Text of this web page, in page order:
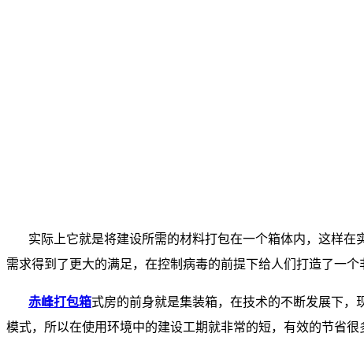
实际上它就是将建设所需的材料打包在一个箱体内，这样在
需求得到了更大的满足，在控制病毒的前提下给人们打造了一个
赤峰打包箱式房的前身就是集装箱，在技术的不断发展下
模式，所以在使用环境中的建设工期就非常的短，有效的节省很